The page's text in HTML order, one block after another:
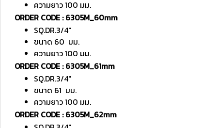
ความยาว 100 มม.
ORDER CODE : 6305M_60mm
SQ.DR.3/4"
ขนาด 60 มม.
ความยาว 100 มม.
ORDER CODE : 6305M_61mm
SQ.DR.3/4"
ขนาด 61 มม.
ความยาว 100 มม.
ORDER CODE : 6305M_62mm